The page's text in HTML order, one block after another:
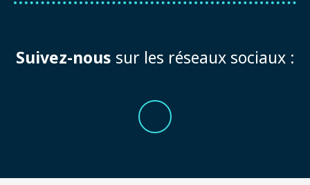
Suivez-nous sur les réseaux sociaux :